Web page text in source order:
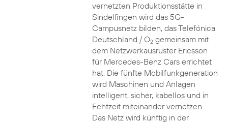
vernetzten Produktionsstätte in
Sindelfingen wird das 5G-
Campusnetz bilden, das Telefónica
Deutschland / O2gemeinsam mit
dem Netzwerkausrüster Ericsson
für Mercedes-Benz Cars errichtet
hat. Die fünfte Mobilfunkgeneration
wird Maschinen und Anlagen
intelligent, sicher, kabellos und in
Echtzeit miteinander vernetzen.
Das Netz wird künftig in der